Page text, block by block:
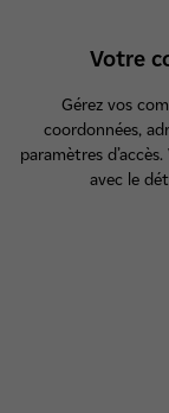
Votre
Gérez vos
coordonnées,
paramètres
avec le